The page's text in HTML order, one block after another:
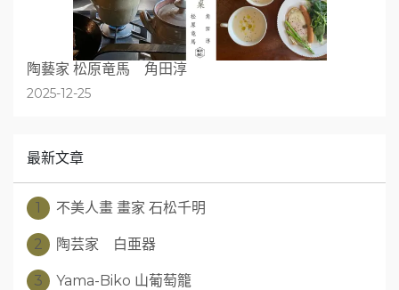
陶藝家 松原竜馬 角田淳
2025-12-25
最新文章
1 不美人畫 畫家 石松千明
2 陶芸家 白亜器
3 Yama-Biko 山葡萄籠